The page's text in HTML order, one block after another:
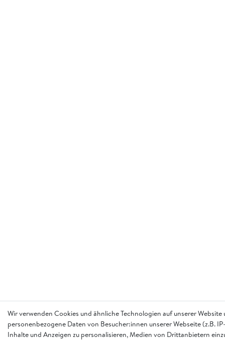
Wir verwenden Cookies und ähnliche Technologien auf unserer
personenbezogene Daten von Besucher:innen unserer Webseite (z.B.
Inhalte und Anzeigen zu personalisieren, Medien von Drittanbietern